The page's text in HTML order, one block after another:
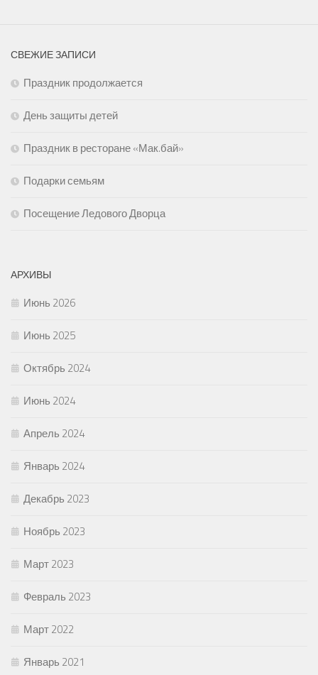
СВЕЖИЕ ЗАПИСИ
Праздник продолжается
День защиты детей
Праздник в ресторане «Мак.бай»
Подарки семьям
Посещение Ледового Дворца
АРХИВЫ
Июнь 2026
Июнь 2025
Октябрь 2024
Июнь 2024
Апрель 2024
Январь 2024
Декабрь 2023
Ноябрь 2023
Март 2023
Февраль 2023
Март 2022
Январь 2021